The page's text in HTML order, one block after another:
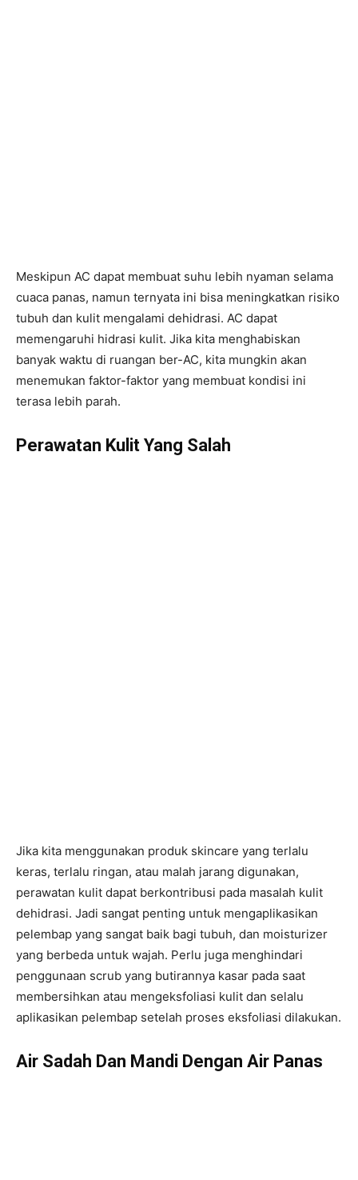
Meskipun AC dapat membuat suhu lebih nyaman selama
cuaca panas, namun ternyata ini bisa meningkatkan risiko
tubuh dan kulit mengalami dehidrasi. AC dapat
memengaruhi hidrasi kulit. Jika kita menghabiskan
banyak waktu di ruangan ber-AC, kita mungkin akan
menemukan faktor-faktor yang membuat kondisi ini
terasa lebih parah.
Perawatan Kulit Yang Salah
Jika kita menggunakan produk skincare yang terlalu
keras, terlalu ringan, atau malah jarang digunakan,
perawatan kulit dapat berkontribusi pada masalah kulit
dehidrasi. Jadi sangat penting untuk mengaplikasikan
pelembap yang sangat baik bagi tubuh, dan moisturizer
yang berbeda untuk wajah. Perlu juga menghindari
penggunaan scrub yang butirannya kasar pada saat
membersihkan atau mengeksfoliasi kulit dan selalu
aplikasikan pelembap setelah proses eksfoliasi dilakukan.
Air Sadah Dan Mandi Dengan Air Panas